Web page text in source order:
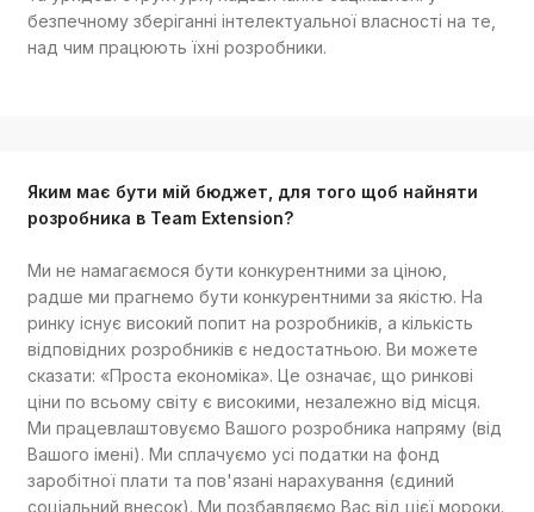
безпечному зберіганні інтелектуальної власності на те,
над чим працюють їхні розробники.
Яким має бути мій бюджет, для того щоб найняти
розробника в Team Extension?
Ми не намагаємося бути конкурентними за ціною,
радше ми прагнемо бути конкурентними за якістю. На
ринку існує високий попит на розробників, а кількість
відповідних розробників є недостатньою. Ви можете
сказати: «Проста економіка». Це означає, що ринкові
ціни по всьому світу є високими, незалежно від місця.
Ми працевлаштовуємо Вашого розробника напряму (від
Вашого імені). Ми сплачуємо усі податки на фонд
заробітної плати та пов'язані нарахування (єдиний
соціальний внесок). Ми позбавляємо Вас від цієї мороки.